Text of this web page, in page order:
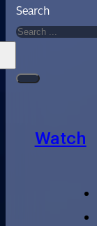
Search
Watch